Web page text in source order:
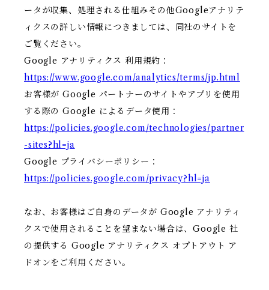
ータが収集、処理される仕組みその他Googleアナリテ
ィクスの詳しい情報につきましては、同社のサイトを
ご覧ください。
Google アナリティクス 利用規約：
https://www.google.com/analytics/terms/jp.html
お客様が Google パートナーのサイトやアプリを使用
する際の Google によるデータ使用：
https://policies.google.com/technologies/partner
-sites?hl=ja
Google プライバシーポリシー：
https://policies.google.com/privacy?hl=ja
なお、お客様はご自身のデータが Google アナリティ
クスで使用されることを望まない場合は、Google 社
の提供する Google アナリティクス オプトアウト ア
ドオンをご利用ください。